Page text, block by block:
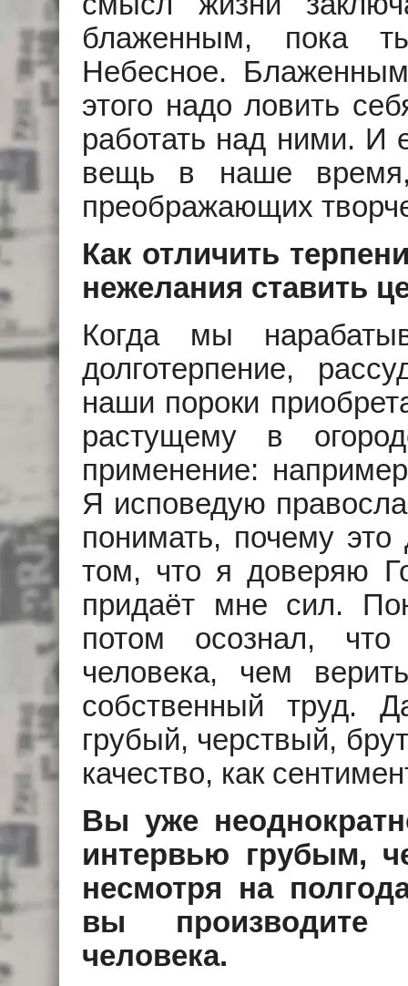
блаженным, пока
Небесное.
этого надо ловить
работать над ними. И
вещь в наше
преображающих
Как отличить
нежелания ставить
Когда мы
долготерпение,
наши пороки
растущему в
применение:
Я исповедую
понимать, почему
том, что я доверяю
придаёт мне сил.
потом осознал,
человека, чем
собственный труд.
грубый, черствый,
качество, как
Вы уже
интервью грубым,
несмотря на
вы производите
человека.